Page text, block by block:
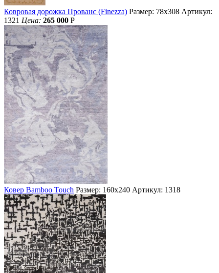
Ковровая дорожка Прованс (Finezza) Размер: 78х308 Артикул:
1321 Цена: 265 000 Р
Ковер Bamboo Touch Размер: 160х240 Артикул: 1318